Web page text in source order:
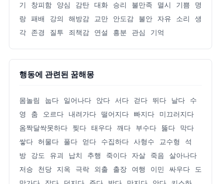
기
창피함 양심 감탄 대화 승리 불만족 멸시 기쁨
명
랑 패배 강의 해방감 교만 안도감 불안 자유 소리
생
각
존경 질투 죄책감 연설 흥분 관심 기억
행동에 관련된 꿈해몽
몸놀림 눕다 일어나다 앉다 서다 걷다 뛰다 날다
수
영
춤 오르다 내려가다 떨어지다 빠지다
미끄러지다
옴짝달싹못하다
찢다 태우다 깨다 부수다 뚫다
막다
쌓다 허물다 풀다 얻다 수집하다 사형수 교수형
석
방
강도 유괴 납치 추행 죽이다 자살 죽음
살아나다
저승
천당 지옥 극락 외출 출장 여행 이민 싸우다
도